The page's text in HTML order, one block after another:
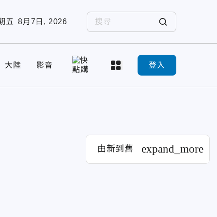
五 8月7日, 2026
大陸 影音 登入
由新到舊 expand_more